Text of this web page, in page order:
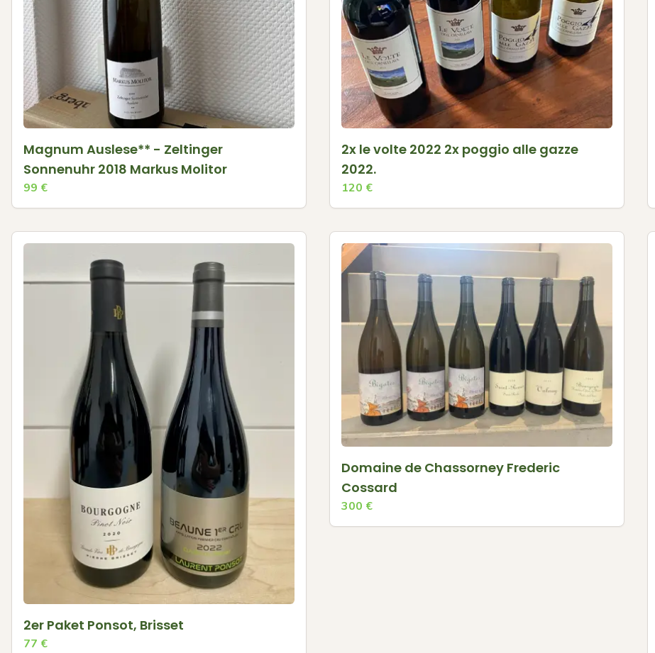
Magnum Auslese** - Zeltinger
Sonnenuhr 2018 Markus Molitor
99 €
2x le volte 2022 2x poggio alle gazze
2022.
120 €
2er Paket Ponsot, Brisset
77 €
Domaine de Chassorney Frederic
Cossard
300 €